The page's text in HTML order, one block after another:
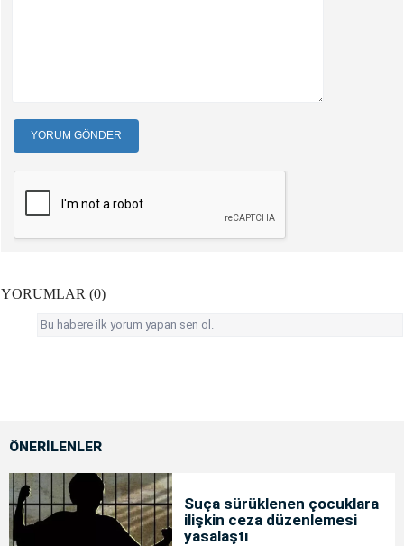
YORUM GÖNDER
YORUMLAR (0)
Bu habere ilk yorum yapan sen ol.
ÖNERİLENLER
Suça sürüklenen çocuklara
ilişkin ceza düzenlemesi
yasalaştı